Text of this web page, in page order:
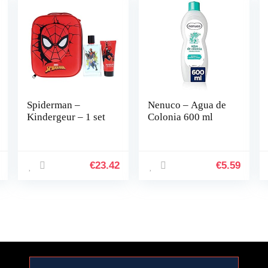
Spiderman –
Kindergeur – 1 set
€23.42
Nenuco – Agua de
Colonia 600 ml
€5.59